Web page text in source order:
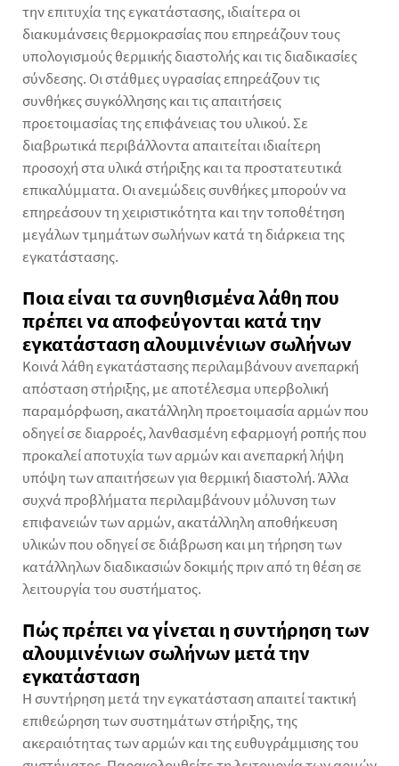
την επιτυχία της εγκατάστασης, ιδιαίτερα οι
διακυμάνσεις θερμοκρασίας που επηρεάζουν τους
υπολογισμούς θερμικής διαστολής και τις διαδικασίες
σύνδεσης. Οι στάθμες υγρασίας επηρεάζουν τις
συνθήκες συγκόλλησης και τις απαιτήσεις
προετοιμασίας της επιφάνειας του υλικού. Σε
διαβρωτικά περιβάλλοντα απαιτείται ιδιαίτερη
προσοχή στα υλικά στήριξης και τα προστατευτικά
επικαλύμματα. Οι ανεμώδεις συνθήκες μπορούν να
επηρεάσουν τη χειριστικότητα και την τοποθέτηση
μεγάλων τμημάτων σωλήνων κατά τη διάρκεια της
εγκατάστασης.
Ποια είναι τα συνηθισμένα λάθη που
πρέπει να αποφεύγονται κατά την
εγκατάσταση αλουμινένιων σωλήνων
Κοινά λάθη εγκατάστασης περιλαμβάνουν ανεπαρκή
απόσταση στήριξης, με αποτέλεσμα υπερβολική
παραμόρφωση, ακατάλληλη προετοιμασία αρμών που
οδηγεί σε διαρροές, λανθασμένη εφαρμογή ροπής που
προκαλεί αποτυχία των αρμών και ανεπαρκή λήψη
υπόψη των απαιτήσεων για θερμική διαστολή. Άλλα
συχνά προβλήματα περιλαμβάνουν μόλυνση των
επιφανειών των αρμών, ακατάλληλη αποθήκευση
υλικών που οδηγεί σε διάβρωση και μη τήρηση των
κατάλληλων διαδικασιών δοκιμής πριν από τη θέση σε
λειτουργία του συστήματος.
Πώς πρέπει να γίνεται η συντήρηση των
αλουμινένιων σωλήνων μετά την
εγκατάσταση
Η συντήρηση μετά την εγκατάσταση απαιτεί τακτική
επιθεώρηση των συστημάτων στήριξης, της
ακεραιότητας των αρμών και της ευθυγράμμισης του